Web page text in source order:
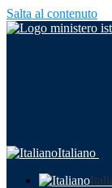
Salta al contenuto
Italiano